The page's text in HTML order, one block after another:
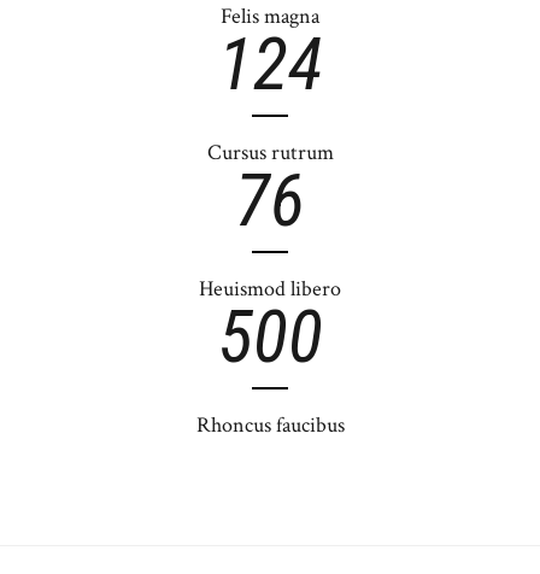
Felis magna
124
Cursus rutrum
76
Heuismod libero
500
Rhoncus faucibus